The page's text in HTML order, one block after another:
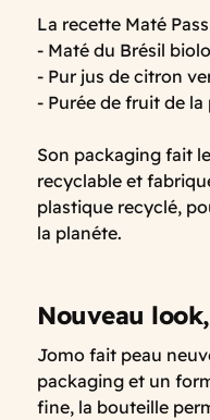
La recette Maté
- Maté du Brésil
- Pur jus de citron
- Purée de fruit de
Son packaging fait
recyclable et
plastique recyclé,
la planéte.
Nouveau
Jomo fait peau
packaging et un
fine, la bouteille